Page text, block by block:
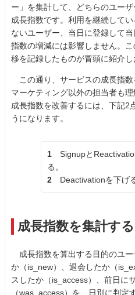
ー」を集計して、どちらのユー
成長指数です。利用を継続して
ないユーザー、当日に登録して
指数の増減には影響しません。
移を記録したものが冒頭に紹介し
この通り、サービスの成長指数
マーケティング以外の担当者も
成長指数を改善するには、下記2
うになります。
1 Signupと
る。
2 Deactivationを下げ
成長指数を集計する
成長指数を算出する目的のユ
か（is_new）、退会したか（
スしたか（is_access）、前日に
（was_access）を、日別に判定